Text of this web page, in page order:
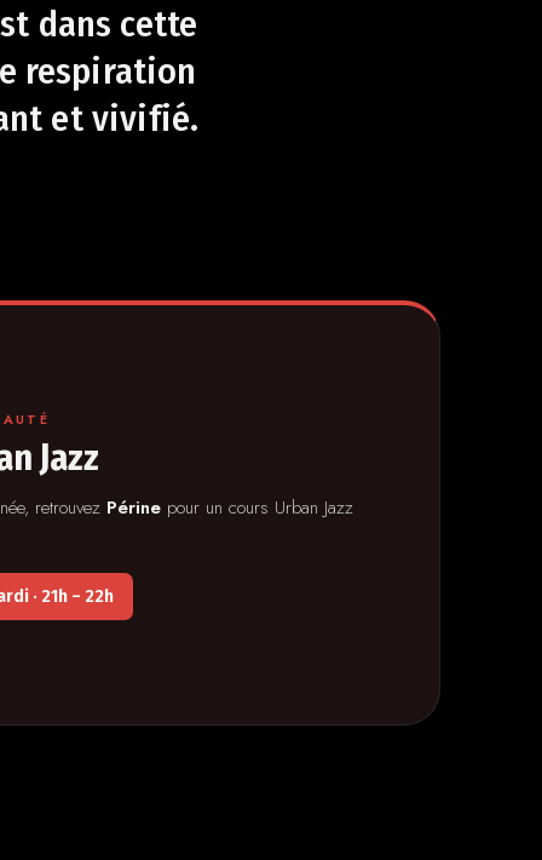
dans cette
respiration
et vivifié.
Jazz
retrouvez Périne pour un cours Urban Jazz
· 21h – 22h